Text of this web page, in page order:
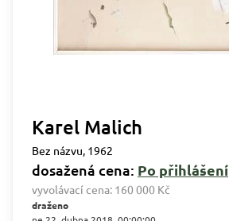
Karel Malich
Bez názvu, 1962
dosažená cena: Po přihlášení
vyvolávací cena: 160 000 Kč
draženo